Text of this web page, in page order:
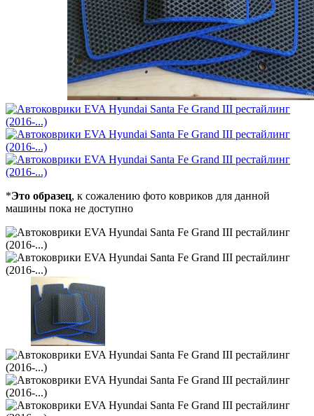
*Это образец, к сожалению фото ковриков для данной
машины пока не доступно